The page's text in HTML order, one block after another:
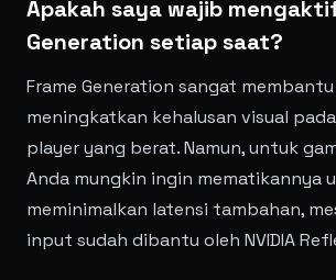
Apakah saya wajib
Generation setiap saat?
Frame Generation sangat
meningkatkan kehalusan visual
player yang berat. Namun, untuk
Anda mungkin ingin mematikannya
meminimalkan latensi tambahan,
input sudah dibantu oleh NVIDIA